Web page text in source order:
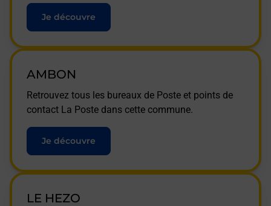
Je découvre
AMBON
Retrouvez tous les bureaux de Poste et points de
contact La Poste dans cette commune.
Je découvre
LE HEZO